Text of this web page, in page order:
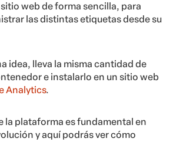
web de forma sencilla, para
las distintas etiquetas desde su
idea, lleva la misma cantidad de
e instalarlo en un sitio web
Analytics.
la plataforma es fundamental en
y aquí podrás ver cómo